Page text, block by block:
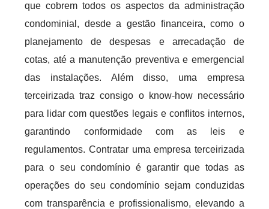
que cobrem todos os aspectos da administração
condominial, desde a gestão financeira, como o
planejamento de despesas e arrecadação de
cotas, até a manutenção preventiva e emergencial
das instalações. Além disso, uma empresa
terceirizada traz consigo o know-how necessário
para lidar com questões legais e conflitos internos,
garantindo conformidade com as leis e
regulamentos. Contratar uma empresa terceirizada
para o seu condomínio é garantir que todas as
operações do seu condomínio sejam conduzidas
com transparência e profissionalismo, elevando a